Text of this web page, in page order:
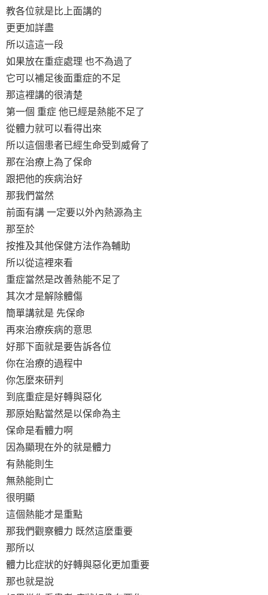
教各位就是比上面講的
更更加詳盡
所以這這一段
如果放在重症處理 也不為過了
它可以補足後面重症的不足
那這裡講的很清楚
第一個 重症 他已經是熱能不足了
從體力就可以看得出來
所以這個患者已經生命受到威脅了
那在治療上為了保命
跟把他的疾病治好
那我們當然
前面有講 一定要以外內熱源為主
那至於
按推及其他保健方法作為輔助
所以從這裡來看
重症當然是改善熱能不足了
其次才是解除體傷
簡單講就是 先保命
再來治療疾病的意思
好那下面就是要告訴各位
你在治療的過程中
你怎麼來研判
到底重症是好轉與惡化
那原始點當然是以保命為主
保命是看體力啊
因為顯現在外的就是體力
有熱能則生
無熱能則亡
很明顯
這個熱能才是重點
那我們觀察體力 既然這麼重要
那所以
體力比症狀的好轉與惡化更加重要
那也就是說